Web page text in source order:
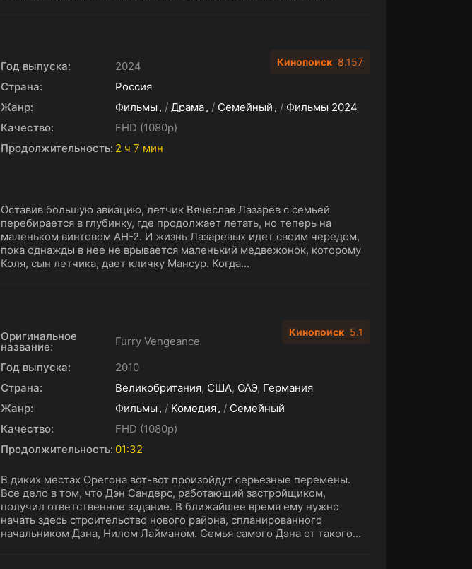
Год выпуска:
2024
Страна:
Россия
Жанр:
Фильмы / Драма / Семейный / Фильмы 2024
Качество:
FHD (1080p)
Продолжительность: 2 ч 7 мин
Оставив большую авиацию, летчик Вячеслав Лазарев с семьей
перебирается в глубинку, где продолжает летать, но теперь на
маленьком винтовом АН-2. И жизнь Лазаревых идет своим чередом,
пока однажды в нее не врывается маленький медвежонок, которому
Коля, сын летчика, дает кличку Мансур. Когда...
Кинопоиск 8.157
Оригинальное
название:
Furry Vengeance
Год выпуска:
2010
Страна:
Великобритания, США, ОАЭ, Германия
Жанр:
Фильмы / Комедия / Семейный
Качество:
FHD (1080p)
Продолжительность: 01:32
В диких местах Орегона вот-вот произойдут серьезные перемены.
Все дело в том, что Дэн Сандерс, работающий застройщиком,
получил ответственное задание. В ближайшее время ему нужно
начать здесь строительство нового района, спланированного
начальником Дэна, Нилом Лайманом. Семья самого Дэна от такого...
Кинопоиск 5.1